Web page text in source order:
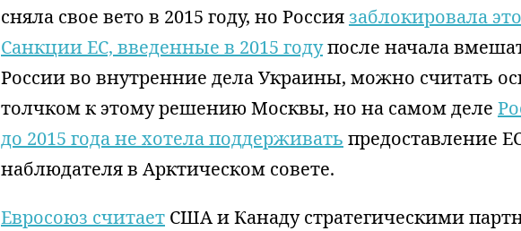
сняла свое вето в 2015 году, но Россиязаблокировала
Санкции ЕС, введенные в 2015 годупосле начала
России во внутренние дела Украины, можно считать
толчком к этому решению Москвы, но на самом деле
до 2015 года не хотела поддерживать предоставление
наблюдателя в Арктическом совете.
Евросоюз считает США и Канаду стратегическими